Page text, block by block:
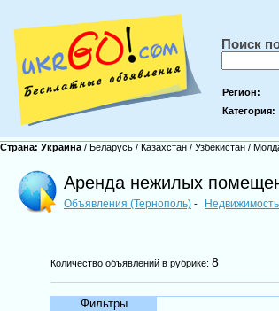
Поиск
Регион:
Категория:
Страна: Украина / Беларусь / Казахстан / Узбекистан /
Аренда нежилых
Объявления (Тернополь) -
Количество объявлений в рубрике:8
Фильтры